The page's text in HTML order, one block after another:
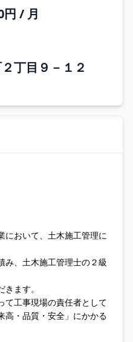
円 / 月
丁目９－１２
において、土木施工管理に
み、土木施工管理士の２級
ます。
て工事現場の責任者として
高・品質・安全」にかかる